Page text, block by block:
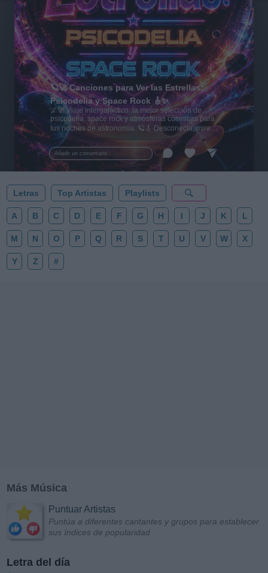
Añadir un comentario ...
🪐🚀 Canciones para Ver las Estrellas:
Psicodelia y Space Rock 🎸✨
🌌🚀 Viaje intergaláctico: la mejor selección de
psicodelia, space rock y atmósferas cósmicas para
tus noches de astronomía. 🪐🎸 Desconecta, mira
al firmamento y siente la gravedad cero. 💾 ¡Guarda
esta colección para tu próxima noche estrellada!
✨⭐
Letras Top Artistas Playlists
A B C D E F G H I J K L
M N O P Q R S T U V W X
Y Z #
Más Música
Puntuar Artistas
Puntúa a diferentes cantantes y grupos para establecer
sus índices de popularidad
Letra del día